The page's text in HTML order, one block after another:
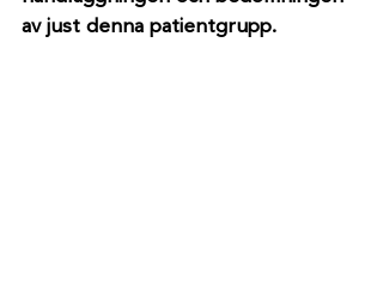
av just denna patientgrupp.